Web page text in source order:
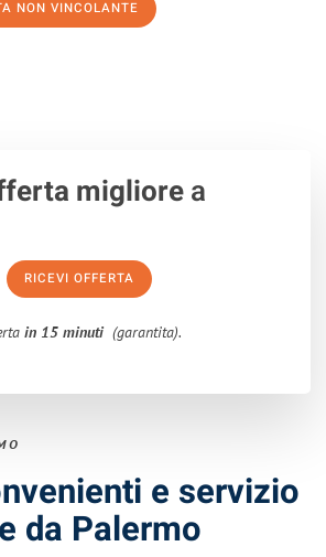
NON VINCOLANTE
migliorea
RICEVI OFFERTA
in 15 minuti (garantita).
e servizio
da Palermo